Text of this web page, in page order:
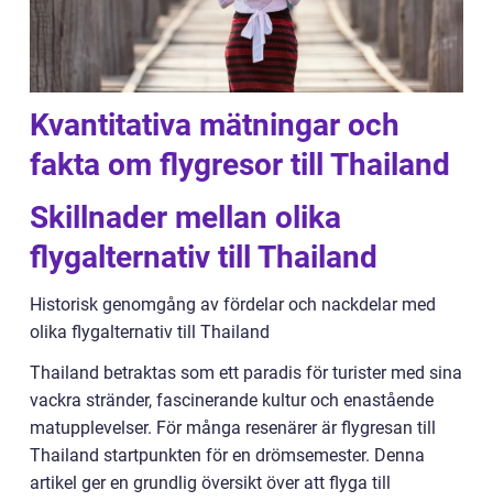
Kvantitativa mätningar och
fakta om flygresor till Thailand
Skillnader mellan olika
flygalternativ till Thailand
Historisk genomgång av fördelar och nackdelar med
olika flygalternativ till Thailand
Thailand betraktas som ett paradis för turister med sina
vackra stränder, fascinerande kultur och enastående
matupplevelser. För många resenärer är flygresan till
Thailand startpunkten för en drömsemester. Denna
artikel ger en grundlig översikt över att flyga till